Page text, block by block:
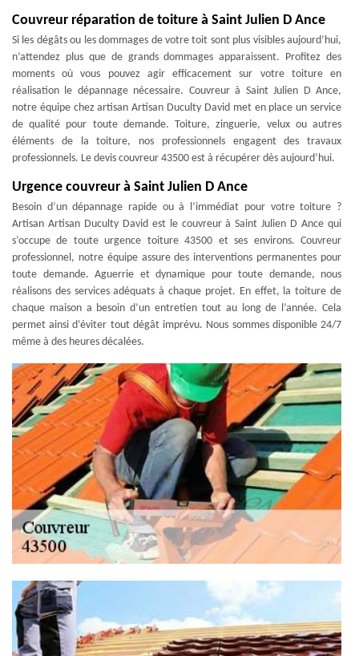
Couvreur réparation de toiture à Saint Julien D Ance
Si les dégâts ou les dommages de votre toit sont plus visibles aujourd’hui,
n’attendez plus que de grands dommages apparaissent. Profitez des
moments où vous pouvez agir efficacement sur votre toiture en
réalisation le dépannage nécessaire. Couvreur à Saint Julien D Ance,
notre équipe chez artisan Artisan Duculty David met en place un service
de qualité pour toute demande. Toiture, zinguerie, velux ou autres
éléments de la toiture, nos professionnels engagent des travaux
professionnels. Le devis couvreur 43500 est à récupérer dès aujourd’hui.
Urgence couvreur à Saint Julien D Ance
Besoin d’un dépannage rapide ou à l’immédiat pour votre toiture ?
Artisan Artisan Duculty David est le couvreur à Saint Julien D Ance qui
s’occupe de toute urgence toiture 43500 et ses environs. Couvreur
professionnel, notre équipe assure des interventions permanentes pour
toute demande. Aguerrie et dynamique pour toute demande, nous
réalisons des services adéquats à chaque projet. En effet, la toiture de
chaque maison a besoin d’un entretien tout au long de l’année. Cela
permet ainsi d’éviter tout dégât imprévu. Nous sommes disponible 24/7
même à des heures décalées.